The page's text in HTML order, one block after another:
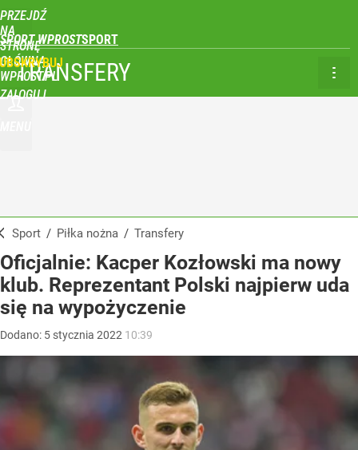
PRZEJDŹ
NA
STRONĘ
GŁÓWNĄ
WPROST.PL
SPORT WPROST
ZALOGUJ
TRANSFERY
Sport / Piłka nożna / Transfery
Oficjalnie: Kacper Kozłowski ma nowy
klub. Reprezentant Polski najpierw uda
się na wypożyczenie
Dodano: 5 stycznia 2022 10:39